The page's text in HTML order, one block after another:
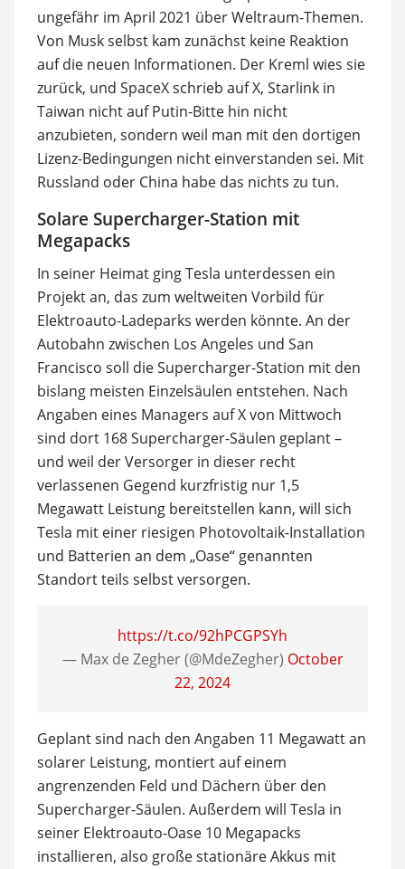
ungefähr im April 2021 über Weltraum-Themen.
Von Musk selbst kam zunächst keine Reaktion
auf die neuen Informationen. Der Kreml wies sie
zurück, und SpaceX schrieb auf X, Starlink in
Taiwan nicht auf Putin-Bitte hin nicht
anzubieten, sondern weil man mit den dortigen
Lizenz-Bedingungen nicht einverstanden sei. Mit
Russland oder China habe das nichts zu tun.
Solare Supercharger-Station mit
Megapacks
In seiner Heimat ging Tesla unterdessen ein
Projekt an, das zum weltweiten Vorbild für
Elektroauto-Ladeparks werden könnte. An der
Autobahn zwischen Los Angeles und San
Francisco soll die Supercharger-Station mit den
bislang meisten Einzelsäulen entstehen. Nach
Angaben eines Managers auf X von Mittwoch
sind dort 168 Supercharger-Säulen geplant –
und weil der Versorger in dieser recht
verlassenen Gegend kurzfristig nur 1,5
Megawatt Leistung bereitstellen kann, will sich
Tesla mit einer riesigen Photovoltaik-Installation
und Batterien an dem „Oase“ genannten
Standort teils selbst versorgen.
https://t.co/92hPCGPSYh
— Max de Zegher (@MdeZegher) October
22, 2024
Geplant sind nach den Angaben 11 Megawatt an
solarer Leistung, montiert auf einem
angrenzenden Feld und Dächern über den
Supercharger-Säulen. Außerdem will Tesla in
seiner Elektroauto-Oase 10 Megapacks
installieren, also große stationäre Akkus mit